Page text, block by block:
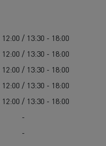
12:00 / 13:30 - 18:00
12:00 / 13:30 - 18:00
12:00 / 13:30 - 18:00
12:00 / 13:30 - 18:00
12:00 / 13:30 - 18:00
-
-